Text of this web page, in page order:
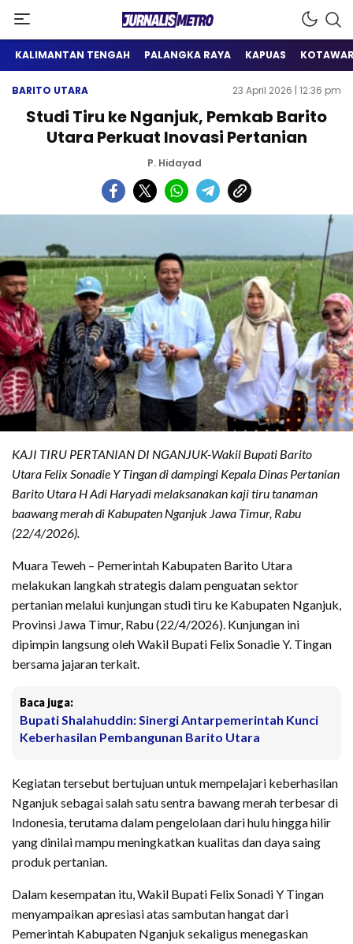
Jurnalis Metro
Satu Wadah Informasi
KALIMANTAN TENGAH PALANGKA RAYA KAPUAS
BARITO UTARA 23 April 2026 | 12:36 pm
Studi Tiru ke Nganjuk, Pemkab Barito
Utara Perkuat Inovasi Pertanian
P. Hidayad
KAJI TIRU PERTANIAN DI NGANJUK-Wakil Bupati Barito
Utara Felix Sonadie Y Tingan di dampingi Kepala Dinas Pertanian
Barito Utara H Adi Haryadi melaksanakan kaji tiru tanaman
baawang merah di Kabupaten Nganjuk Jawa Timur, Rabu
(22/4/2026).
Muara Teweh – Pemerintah Kabupaten Barito Utara
melakukan langkah strategis dalam penguatan sektor
pertanian melalui kunjungan studi tiru ke Kabupaten Nganjuk,
Provinsi Jawa Timur, Rabu (22/4/2026). Kunjungan ini
dipimpin langsung oleh Wakil Bupati Felix Sonadie Y. Tingan
bersama jajaran terkait.
Baca juga:
Bupati Shalahuddin: Sinergi Antarpemerintah Kunci
Keberhasilan Pembangunan Barito Utara
Kegiatan tersebut bertujuan untuk mempelajari keberhasilan
Nganjuk sebagai salah satu sentra bawang merah terbesar di
Indonesia, terutama dalam pengelolaan dari hulu hingga hilir
yang dinilai mampu meningkatkan kualitas dan daya saing
produk pertanian.
Dalam kesempatan itu, Wakil Bupati Felix Sonadi Y Tingan
menyampaikan apresiasi atas sambutan hangat dari
Pemerintah Kabupaten Nganjuk sekaligus menegaskan